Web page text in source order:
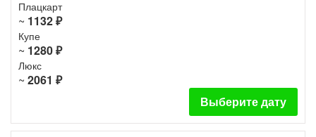
Плацкарт
~ 1132 ₽
Купе
~ 1280 ₽
Люкс
~ 2061 ₽
Выберите дату